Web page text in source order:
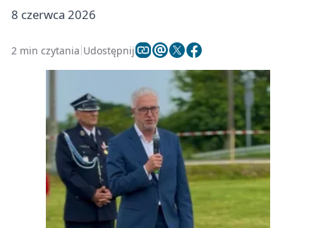
8 czerwca 2026
2 min czytania Udostępnij